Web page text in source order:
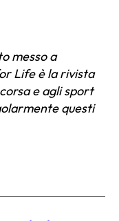
messo a
Life è la rivista
e agli sport
questi